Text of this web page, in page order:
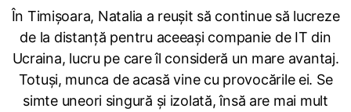
În Timișoara, Natalia a reușit să continue să lucreze
de la distanță pentru aceeași companie de IT din
Ucraina, lucru pe care îl consideră un mare avantaj.
Totuși, munca de acasă vine cu provocările ei. Se
simte uneori singură și izolată, însă are mai mult